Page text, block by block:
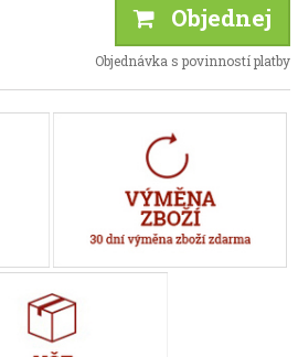
Objednej
Objednávka s povinností platby